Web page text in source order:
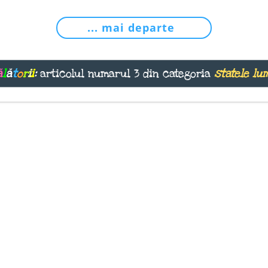
... mai departe
lătorii:articolul numarul 3 din categoriastatele